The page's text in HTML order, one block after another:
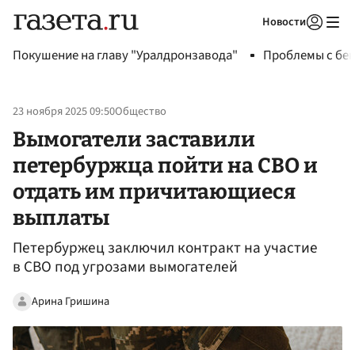
Новости
Покушение на главу "Уралдронзавода" Проблемы с
23 ноября 2025 09:50Общество
Вымогатели заставили
петербуржца пойти на СВО и
отдать им причитающиеся
выплаты
Петербуржец заключил контракт на участие
в СВО под угрозами вымогателей
Арина Гришина